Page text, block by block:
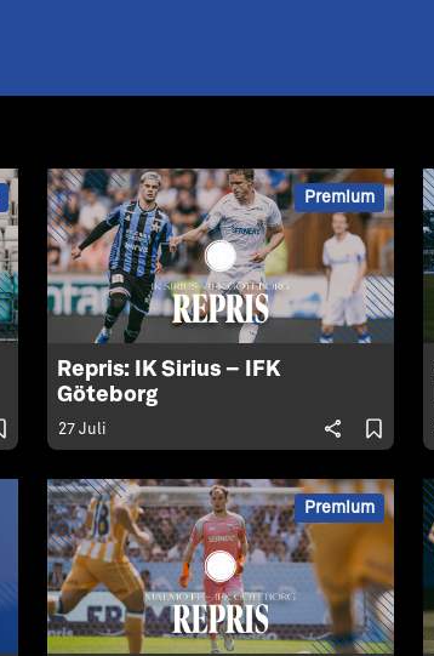
Premium
Repris: IK Sirius – IFK
Göteborg
27 Juli
Premium